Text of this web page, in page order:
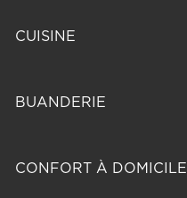
CUISINE
BUANDERIE
CONFORT À DOMICILE